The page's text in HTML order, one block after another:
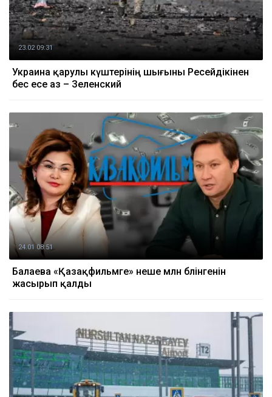
23.02 09:31
Украина қарулы күштерінің шығыны Ресейдікінен
бес есе аз – Зеленский
24.01 08:51
Балаева «Қазақфильмге» неше млн бөлінгенін
жасырып қалды